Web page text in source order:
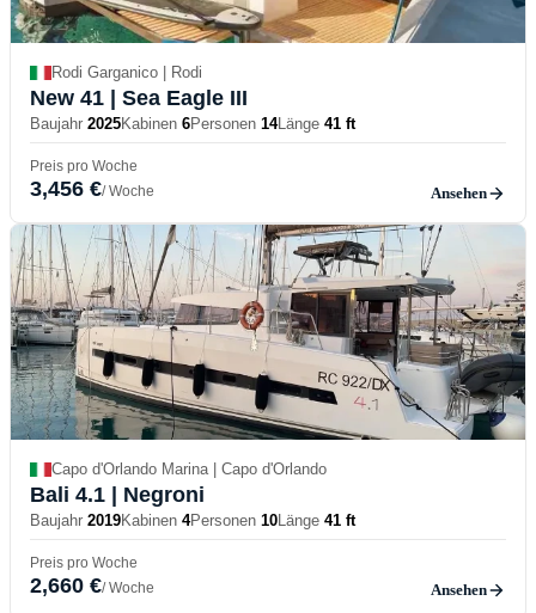
Rodi Garganico | Rodi
New 41 | Sea Eagle III
Baujahr 2025Kabinen 6Personen 14Länge 41 ft
Preis pro Woche
3,456 €/ Woche Ansehen
Capo d'Orlando Marina | Capo d'Orlando
Bali 4.1 | Negroni
Baujahr 2019Kabinen 4Personen 10Länge 41 ft
Preis pro Woche
2,660 €/ Woche Ansehen